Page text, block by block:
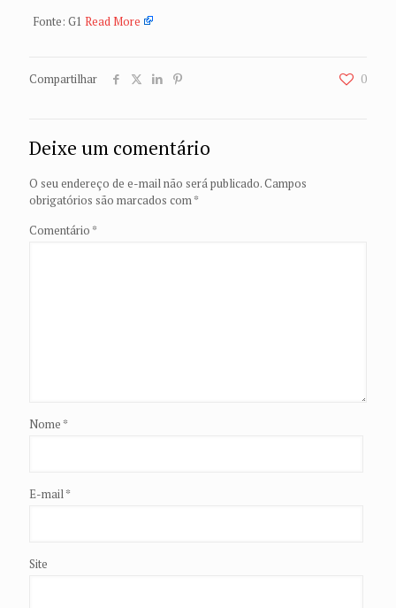
Fonte: G1 Read More
Compartilhar 0
Deixe um comentário
O seu endereço de e-mail não será publicado.Campos
obrigatórios são marcados com*
Comentário *
Nome *
E-mail*
Site